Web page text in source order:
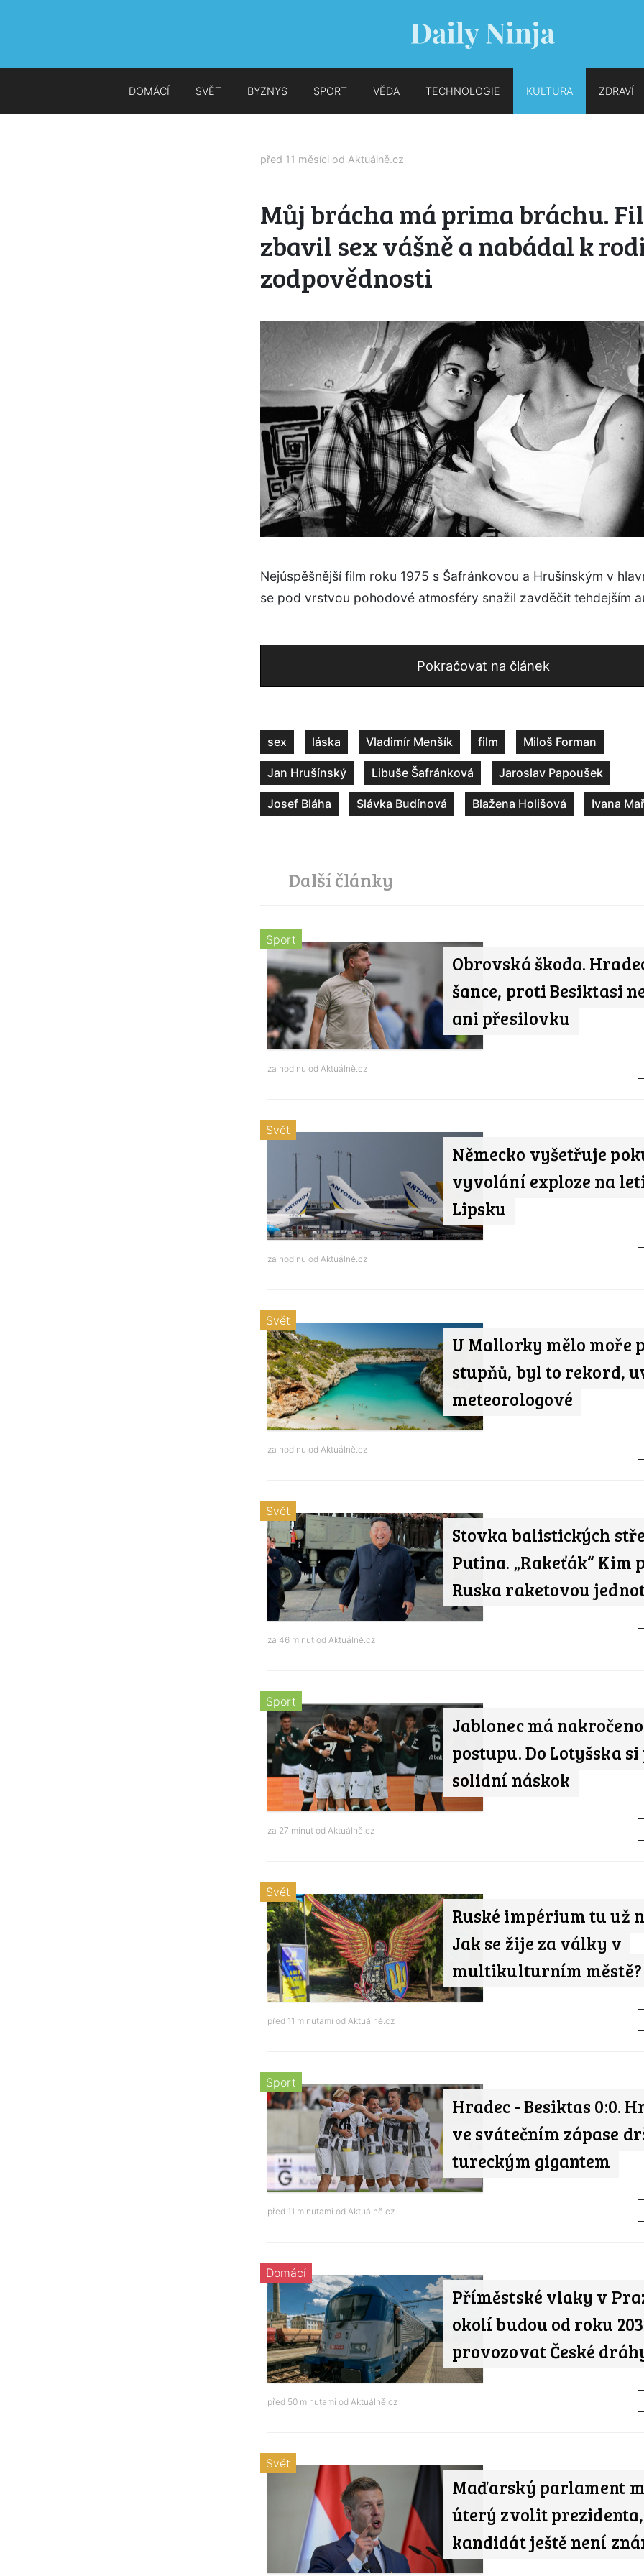
DOMÁCÍ SVĚT BYZNYS SPORT VĚDA TECHNOLOGIE KULTURA ZDRAVÍ
před 11 měsíci od Aktuálně.cz
Můj brácha má prima bráchu.
zbavil sex vášně a nabádal k
zodpovědnosti
Nejúspěšnější film roku 1975 s Šafránkovou a Hrušínským v
se pod vrstvou pohodové atmosféry snažil zavděčit tehdejším
Pokračovat na článek
sex láska Vladimír Menšík film Miloš Forman
Jan Hrušínský Libuše Šafránková Jaroslav Papoušek
Josef Bláha Slávka Budínová Blažena Holišová Ivana
Další články
Obrovská škoda.
šance, proti Besiktasi
ani přesilovku
Sport
za hodinu od Aktuálně.cz
Německo vyšetřuje
vyvolání exploze na
Lipsku
Svět
za hodinu od Aktuálně.cz
U Mallorky mělo moře
stupňů, byl to rekord,
meteorologové
Svět
za hodinu od Aktuálně.cz
Stovka balistických
Putina. „Rakeťák“ Kim
Ruska raketovou
Svět
za 46 minut od Aktuálně.cz
Jablonec má
postupu. Do Lotyšska si
solidní náskok
Sport
za 27 minut od Aktuálně.cz
Ruské impérium tu už
Jak se žije za války v
multikulturním městě?
Svět
před 11 minutami od Aktuálně.cz
Hradec - Besiktas 0:0.
ve svátečním zápase
tureckým gigantem
Sport
před 11 minutami od Aktuálně.cz
Příměstské vlaky v
okolí budou od roku
provozovat České
Domácí
před 50 minutami od Aktuálně.cz
Maďarský parlament
úterý zvolit prezidenta,
kandidát ještě není
Svět